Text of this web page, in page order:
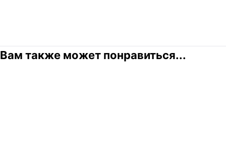
Вам также может понравиться...